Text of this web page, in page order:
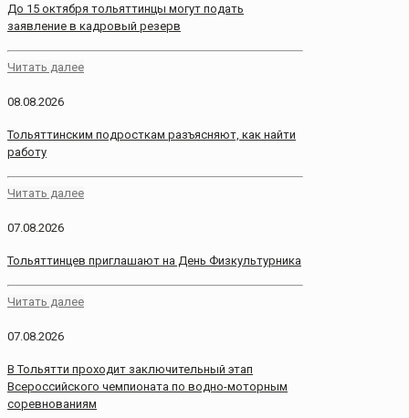
До 15 октября тольяттинцы могут подать
заявление в кадровый резерв
Читать далее
08.08.2026
Тольяттинским подросткам разъясняют, как найти
работу
Читать далее
07.08.2026
Тольяттинцев приглашают на День Физкультурника
Читать далее
07.08.2026
В Тольятти проходит заключительный этап
Всероссийского чемпионата по водно-моторным
соревнованиям